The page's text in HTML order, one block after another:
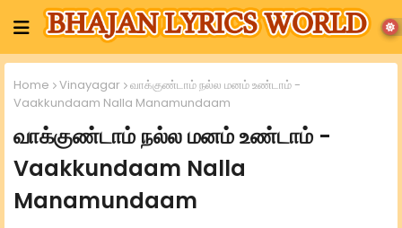
Home Vinayagar வாக்குண்டாம் நல்ல மனம் உண்டாம் -
Vaakkundaam Nalla Manamundaam
வாக்குண்டாம் நல்ல மனம் உண்டாம் -
Vaakkundaam Nalla
Manamundaam